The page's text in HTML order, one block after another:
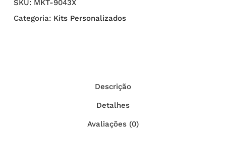
SKU: MKT-9043X
Categoria: Kits Personalizados
Descrição
Detalhes
Avaliações (0)